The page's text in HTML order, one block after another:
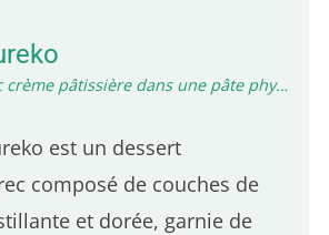
Dessert grec avec crème pâtissière dans une pâte phyllo
est un dessert
composé de couches de
et dorée, garnie de